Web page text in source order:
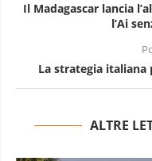
Il Madagascar lancia
l’Ai
La strategia italiana
ALTRE